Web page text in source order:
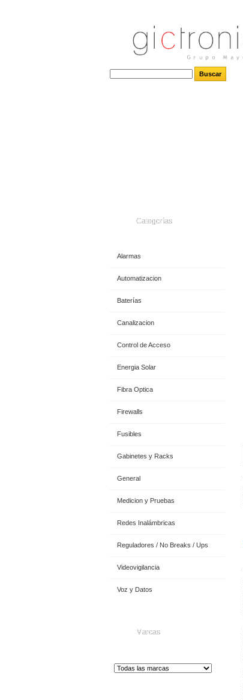
Categorías
Alarmas
Automatizacion
Baterías
Canalizacion
Control de Acceso
Energia Solar
Fibra Optica
Firewalls
Fusibles
Gabinetes y Racks
General
Medicion y Pruebas
Redes Inalámbricas
Reguladores / No Breaks / Ups
Videovigilancia
Voz y Datos
Marcas